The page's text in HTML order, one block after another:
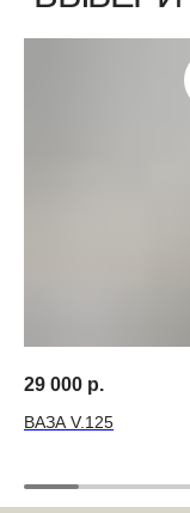
29 000 р.
ВАЗА V.125